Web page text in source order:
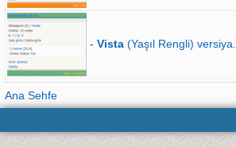
- Vista (Yaşıl Rengli) versiya.
Ana Sehfe